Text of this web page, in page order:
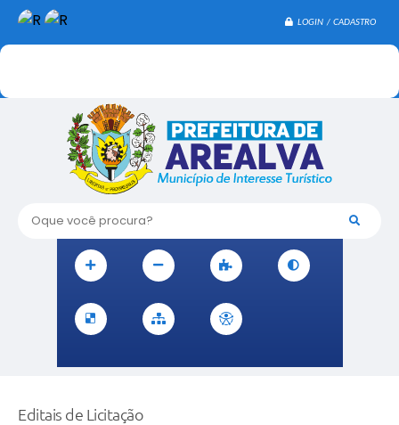
LOGIN / CADASTRO
Oque você procura?
Editais de Licitação